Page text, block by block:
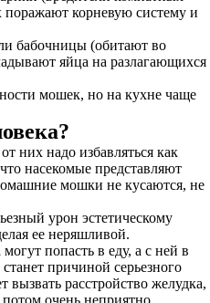
корневую систему и
бабочницы (обитают во
яйца на разлагающихся
мошек, но на кухне чаще
них надо избавляться как
насекомые представляют
мошки не кусаются, не
урон эстетическому
ее неряшливой.
попасть в еду, а с ней в
причиной серьезного
вызвать расстройство желудка,
очень неприятно